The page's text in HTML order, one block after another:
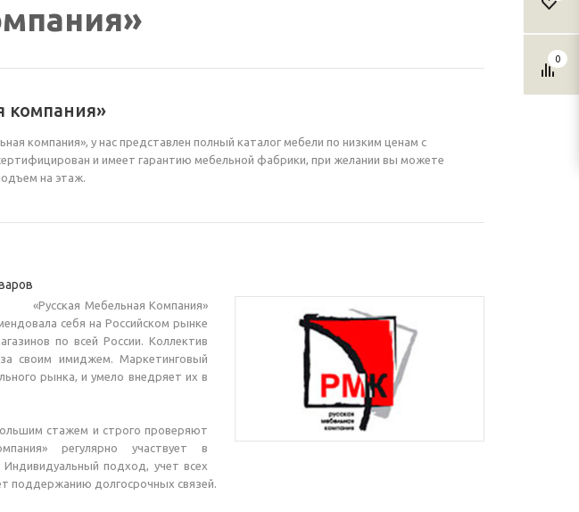
0
компания»
компания», у нас представлен полный каталог мебели по низким ценам с
и имеет гарантию мебельной фабрики, при желании вы можете
на этаж.
«Русская Мебельная Компания»
себя на Российском рынке
по всей России. Коллектив
своим имиджем. Маркетинговый
рынка, и умело внедряет их в
стажем и строго проверяют
регулярно участвует в
подход, учет всех
поддержанию долгосрочных связей.